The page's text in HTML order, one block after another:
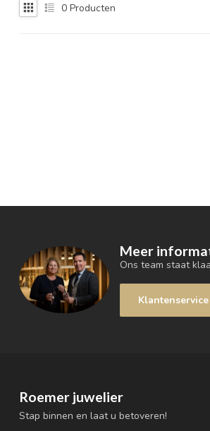
0 Producten
Meer
Ons team staat
Klantenservice
Roemer juwelier
Stap binnen en laat u betoveren!